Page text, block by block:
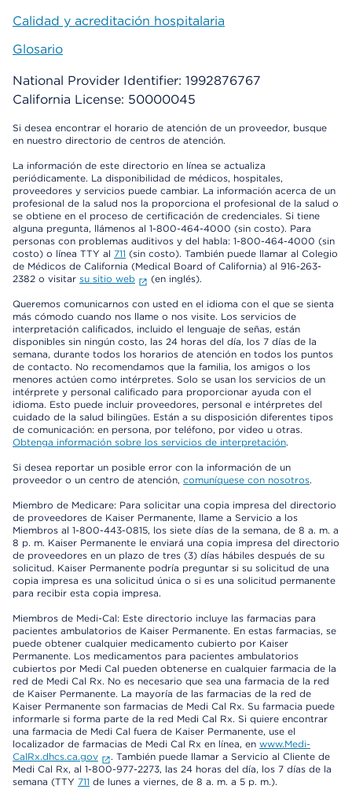
Calidad y acreditación hospitalaria
Glosario
National Provider Identifier: 1992876767
California License: 50000045
Si desea encontrar el horario de atención de un proveedor, busque
en nuestro directorio de centros de atención.
La información de este directorio en línea se actualiza
periódicamente. La disponibilidad de médicos, hospitales,
proveedores y servicios puede cambiar. La información acerca de un
profesional de la salud nos la proporciona el profesional de la salud o
se obtiene en el proceso de certificación de credenciales. Si tiene
alguna pregunta, llámenos al 1-800-464-4000 (sin costo). Para
personas con problemas auditivos y del habla: 1-800-464-4000 (sin
costo) o línea TTY al 711 (sin costo). También puede llamar al Colegio
de Médicos de California (Medical Board of California) al 916-263-
2382 o visitar su sitio web (en inglés).
Queremos comunicarnos con usted en el idioma con el que se sienta
más cómodo cuando nos llame o nos visite. Los servicios de
interpretación calificados, incluido el lenguaje de señas, están
disponibles sin ningún costo, las 24 horas del día, los 7 días de la
semana, durante todos los horarios de atención en todos los puntos
de contacto. No recomendamos que la familia, los amigos o los
menores actúen como intérpretes. Solo se usan los servicios de un
intérprete y personal calificado para proporcionar ayuda con el
idioma. Esto puede incluir proveedores, personal e intérpretes del
cuidado de la salud bilingües. Están a su disposición diferentes tipos
de comunicación: en persona, por teléfono, por video u otras.
Obtenga información sobre los servicios de interpretación.
Si desea reportar un posible error con la información de un
proveedor o un centro de atención, comuníquese con nosotros.
Miembro de Medicare: Para solicitar una copia impresa del directorio
de proveedores de Kaiser Permanente, llame a Servicio a los
Miembros al 1-800-443-0815, los siete días de la semana, de 8 a. m. a
8 p. m. Kaiser Permanente le enviará una copia impresa del directorio
de proveedores en un plazo de tres (3) días hábiles después de su
solicitud. Kaiser Permanente podría preguntar si su solicitud de una
copia impresa es una solicitud única o si es una solicitud permanente
para recibir esta copia impresa.
Miembros de Medi-Cal: Este directorio incluye las farmacias para
pacientes ambulatorios de Kaiser Permanente. En estas farmacias, se
puede obtener cualquier medicamento cubierto por Kaiser
Permanente. Los medicamentos para pacientes ambulatorios
cubiertos por Medi Cal pueden obtenerse en cualquier farmacia de la
red de Medi Cal Rx. No es necesario que sea una farmacia de la red
de Kaiser Permanente. La mayoría de las farmacias de la red de
Kaiser Permanente son farmacias de Medi Cal Rx. Su farmacia puede
informarle si forma parte de la red Medi Cal Rx. Si quiere encontrar
una farmacia de Medi Cal fuera de Kaiser Permanente, use el
localizador de farmacias de Medi Cal Rx en línea, en www.Medi-
CalRx.dhcs.ca.gov
. También puede llamar a Servicio al Cliente de
Medi Cal Rx, al 1-800-977-2273, las 24 horas del día, los 7 días de la
semana (TTY 711 de lunes a viernes, de 8 a. m. a 5 p. m.).